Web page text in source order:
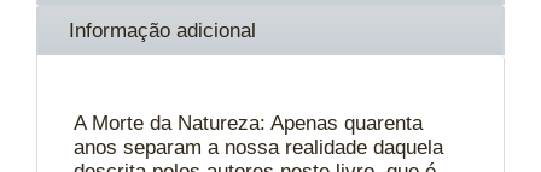
Informação adicional
A Morte da Natureza: Apenas quarenta
anos separam a nossa realidade daquela